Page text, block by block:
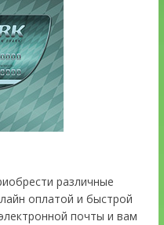
различные
оплатой и быстрой
почты и вам